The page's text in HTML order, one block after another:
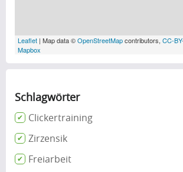
Leaflet | Map data ©OpenStreetMapcontributors, CC-
Mapbox
Schlagwörter
Clickertraining
Zirzensik
Freiarbeit